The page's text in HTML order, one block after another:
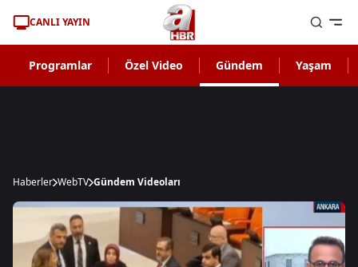
CANLI YAYIN
Programlar Özel Video Gündem Yaşam
Haberler WebTV Gündem Videoları